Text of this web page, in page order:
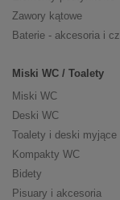
Zawory kątowe
Baterie - akcesoria i
Miski WC / Toalety
Miski WC
Deski WC
Toalety i deski myjące
Kompakty WC
Bidety
Pisuary i akcesoria